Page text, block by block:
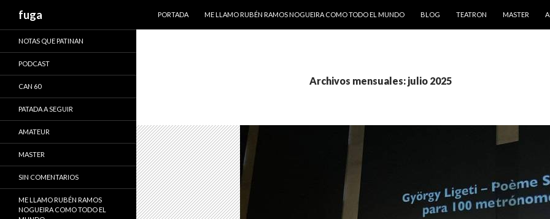
fuga
PORTADA
ME LLAMO RUBÉN RAMOS NOGUEIRA COMO TODO EL MUNDO BLOG TEATRON MASTER
Archivos mensuales: julio 2025
NOTAS QUE PATINAN
PODCAST
CAN 60
PATADA A SEGUIR
AMATEUR
MASTER
SIN COMENTARIOS
ME LLAMO RUBÉN RAMOS
NOGUEIRA COMO TODO EL